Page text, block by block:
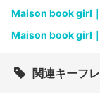
Maison book girl
Maison book girl
関連キーフ